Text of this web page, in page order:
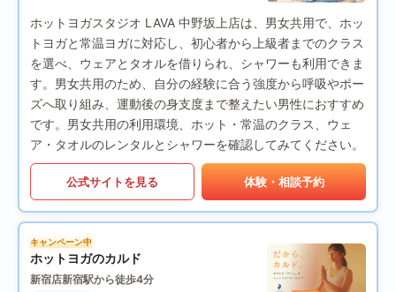
ホットヨガスタジオ LAVA 中野坂上店は、男女共用で、ホッ
トヨガと常温ヨガに対応し、初心者から上級者までのクラス
を選べ、ウェアとタオルを借りられ、シャワーも利用できま
す。男女共用のため、自分の経験に合う強度から呼吸やポー
ズへ取り組み、運動後の身支度まで整えたい男性におすすめ
です。男女共用の利用環境、ホット・常温のクラス、ウェ
ア・タオルのレンタルとシャワーを確認してみてください。
公式サイトを見る 体験・相談予約
キャンペーン中
ホットヨガのカルド
新宿店新宿駅から徒歩4分